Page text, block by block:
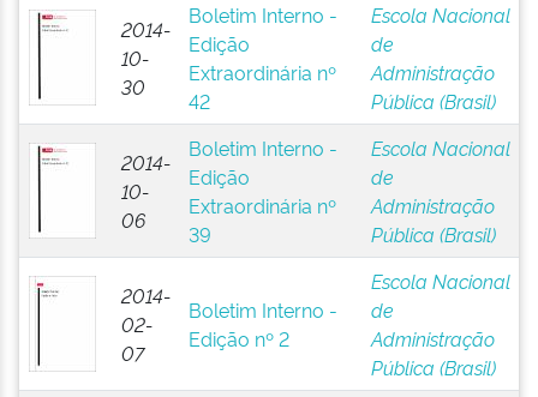
2014-
10-
30
Boletim Interno -
Edição
Extraordinária nº
42
Escola Nacional
de
Administração
Pública (Brasil)
2014-
10-
06
Boletim Interno -
Edição
Extraordinária nº
39
Escola Nacional
de
Administração
Pública (Brasil)
2014-
02-
07
Boletim Interno -
Edição nº 2
Escola Nacional
de
Administração
Pública (Brasil)